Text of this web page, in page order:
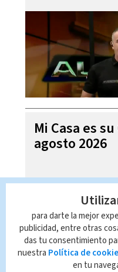
Mi Casa es
agosto 2026
para darte la mejor
publicidad, entre otras
das tu consentimiento
nuestra Política de
en tu